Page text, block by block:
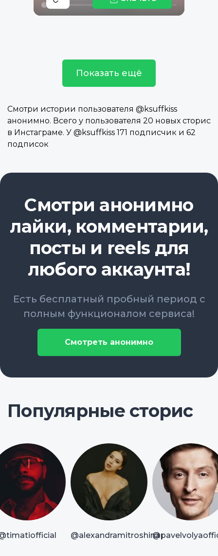
Показать ещё
Смотри истории пользователя @ksuffkiss
анонимно. Всего у пользователя 20 новых сторис
в Инстаграме. У @ksuffkiss 171 подписчик и 62
подписок
Смотри анонимно
лайки, комментарии,
посты и reels для
любого аккаунта!
Есть бесплатный пробный период с
полным функционалом сервиса!
Смотреть анонимно
Популярные сторис
@alexandramitroshina